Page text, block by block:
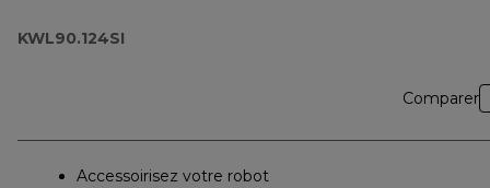
KWL90.124SI
Comparer
Accessoirisez votre robot